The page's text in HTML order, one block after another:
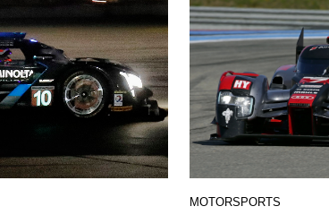
MOTORSPORTS